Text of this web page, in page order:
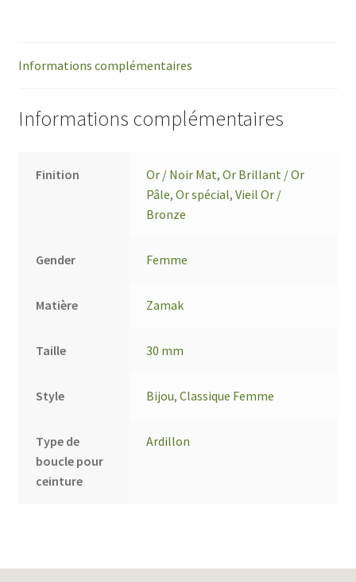
Informations complémentaires
Informations complémentaires
Finition Or / Noir Mat,Or Brillant / Or
Pâle,Or spécial,Vieil Or /
Bronze
Gender Femme
Matière Zamak
Taille 30 mm
Style Bijou,Classique Femme
Type de
boucle pour
ceinture
Ardillon